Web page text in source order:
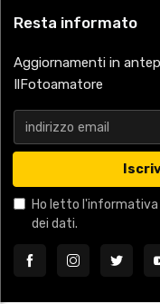
Resta informato
Aggiornamenti in
IlFotoamatore
Ho letto l'informativa
dei dati.